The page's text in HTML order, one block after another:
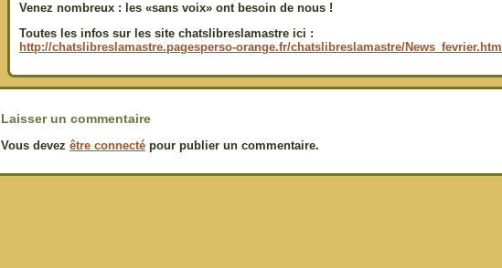
Venez nombreux : les «sans voix» ont besoin de nous !
Toutes les infos sur les site chatslibreslamastre ici :
http://chatslibreslamastre.pagesperso-orange.fr/chatslibreslamastre/News_fevrier.html
Laisser un commentaire
Vous devez être connecté pour publier un commentaire.